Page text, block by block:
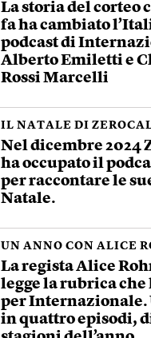
La storia del corteo
fa ha cambiato
podcast di
Alberto Emiletti e
Rossi Marcelli
IL NATALE DI
Nel dicembre 2024
ha occupato il
per raccontare le
Natale.
UN ANNO CON ALICE
La regista Alice
legge la rubrica che
per Internazionale.
in quattro episodi,